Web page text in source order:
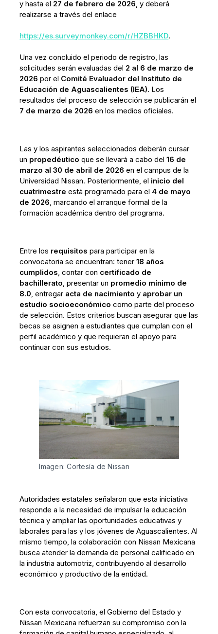
y hasta el 27 de febrero de 2026 , y deberá
realizarse a través del enlace
https://es.surveymonkey.com/r/HZBBHKD.
Una vez concluido el periodo de registro, las
solicitudes serán evaluadas del 2 al 6 de marzo de
2026 por el Comité Evaluador del Instituto de
Educación de Aguascalientes (IEA). Los
resultados del proceso de selección se publicarán el
7 de marzo de 2026 en los medios oficiales.
Las y los aspirantes seleccionados deberán cursar
un propedéutico que se llevará a cabo del16 de
marzo al 30 de abril de 2026 en el campus de la
Universidad Nissan. Posteriormente, el inicio del
cuatrimestre está programado para el 4 de mayo
de 2026 , marcando el arranque formal de la
formación académica dentro del programa.
Entre los requisitos para participar en la
convocatoria se encuentran: tener18 años
cumplidos , contar con certificado de
bachillerato , presentar un promedio mínimo de
8.0 , entregar acta de nacimiento y aprobar un
estudio socioeconómico como parte del proceso
de selección. Estos criterios buscan asegurar que las
becas se asignen a estudiantes que cumplan con el
perfil académico y que requieran el apoyo para
continuar con sus estudios.
Imagen: Cortesía de Nissan
Autoridades estatales señalaron que esta iniciativa
responde a la necesidad de impulsar la educación
técnica y ampliar las oportunidades educativas y
laborales para las y los jóvenes de Aguascalientes. Al
mismo tiempo, la colaboración con Nissan Mexicana
busca atender la demanda de personal calificado en
la industria automotriz, contribuyendo al desarrollo
económico y productivo de la entidad.
Con esta convocatoria, el Gobierno del Estado y
Nissan Mexicana refuerzan su compromiso con la